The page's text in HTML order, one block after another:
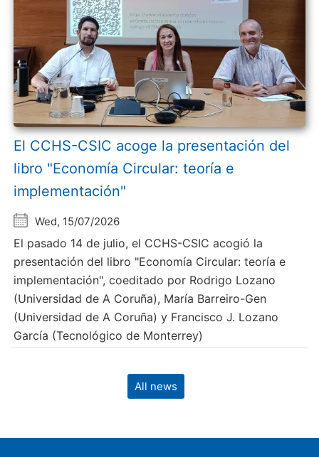
El CCHS-CSIC acoge la presentación del
libro "Economía Circular: teoría e
implementación"
Wed, 15/07/2026
El pasado 14 de julio, el CCHS-CSIC acogió la
presentación del libro "Economía Circular: teoría e
implementación", coeditado por Rodrigo Lozano
(Universidad de A Coruña), María Barreiro-Gen
(Universidad de A Coruña) y Francisco J. Lozano
García (Tecnológico de Monterrey)
All news